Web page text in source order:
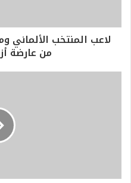
لاعب المنتخب
من عارضة